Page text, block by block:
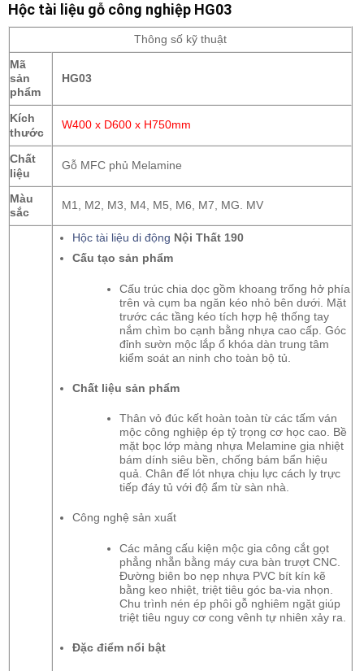
Hộc tài liệu gỗ công nghiệp HG03
Thông số kỹ thuật
Mã
sản
phẩm
HG03
Kích
thước
W400 x D600 x H750mm
Chất
liệu
Gỗ MFC phủ Melamine
Màu
sắc
M1, M2, M3, M4, M5, M6, M7, MG. MV
Hộc tài liệu di động Nội Thất 190
Cấu tạo sản phẩm
Cấu trúc chia dọc gồm khoang trống hở phía
trên và cụm ba ngăn kéo nhỏ bên dưới. Mặt
trước các tầng kéo tích hợp hệ thống tay
nắm chìm bo cạnh bằng nhựa cao cấp. Góc
đỉnh sườn mộc lắp ổ khóa dàn trung tâm
kiểm soát an ninh cho toàn bộ tủ.
Chất liệu sản phẩm
Thân vỏ đúc kết hoàn toàn từ các tấm ván
mộc công nghiệp ép tỷ trọng cơ học cao. Bề
mặt bọc lớp màng nhựa Melamine gia nhiệt
bám dính siêu bền, chống bám bẩn hiệu
quả. Chân đế lót nhựa chịu lực cách ly trực
tiếp đáy tủ với độ ẩm từ sàn nhà.
Công nghệ sản xuất
Các mảng cấu kiện mộc gia công cắt gọt
phẳng nhẵn bằng máy cưa bàn trượt CNC.
Đường biên bo nẹp nhựa PVC bít kín kẽ
bằng keo nhiệt, triệt tiêu góc ba-via nhọn.
Chu trình nén ép phôi gỗ nghiêm ngặt giúp
triệt tiêu nguy cơ cong vênh tự nhiên xảy ra.
Đặc điểm nổi bật